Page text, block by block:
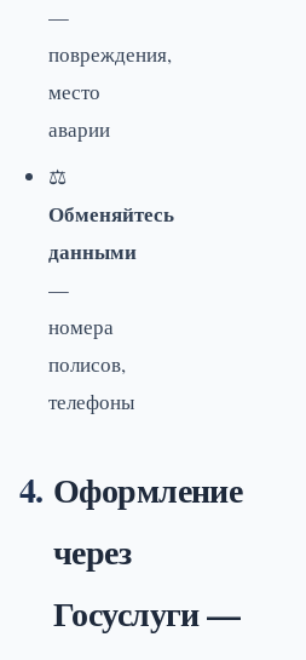
—
повреждения,
место
аварии
⚖️
Обменяйтесь
данными
—
номера
полисов,
телефоны
Оформление
через
Госуслуги —